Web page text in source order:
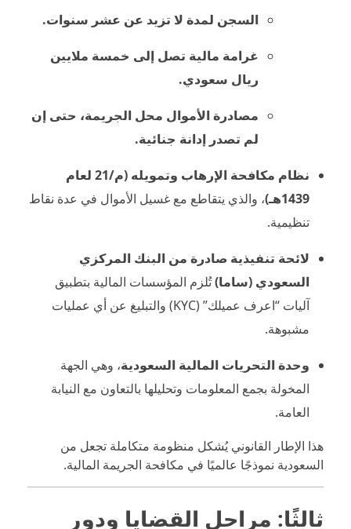
السجن لمدة لا تزيد عن عشر سنوات.
غرامة مالية تصل إلى خمسة ملايين
ريال سعودي.
مصادرة الأموال محل الجريمة، حتى إن
لم تصدر إدانة جنائية.
نظام مكافحة الإرهاب وتمويله (م/21 لعام
1439هـ)
، والذي يتقاطع مع غسيل الأموال في عدة نقاط
تنظيمية.
لائحة تنفيذية صادرة من البنك المركزي
السعودي (ساما)تُلزم المؤسسات المالية بتطبيق
آليات “اعرف عميلك” (KYC) والتبليغ عن أي عمليات
مشبوهة.
وحدة التحريات المالية السعودية، وهي الجهة
المخولة بجمع المعلومات وتحليلها بالتعاون مع النيابة
العامة.
هذا الإطار القانوني يُشكل منظومة متكاملة تجعل من
السعودية نموذجًا عالميًا في مكافحة الجريمة المالية.
ثالثًا: مراحل القضايا ودور